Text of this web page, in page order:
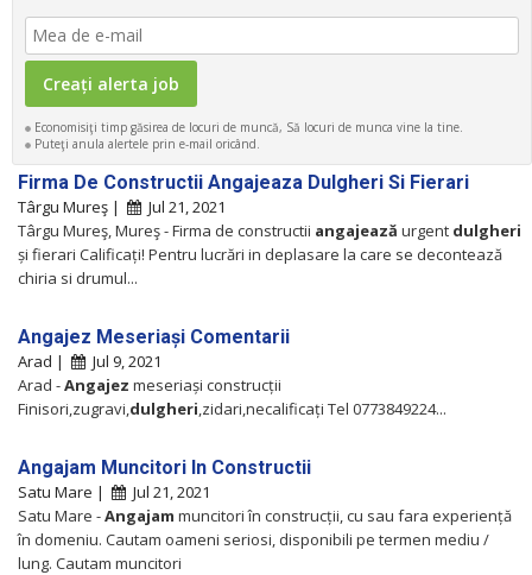
Economisiţi timp găsirea de locuri de muncă, Să locuri de munca vine la tine.
Puteţi anula alertele prin e-mail oricând.
Firma De Constructii Angajeaza Dulgheri Si Fierari
Târgu Mureş |
Jul 21, 2021
Târgu Mureş, Mureş - Firma de constructii angajează urgent dulgheri
și fierari Calificați! Pentru lucrări in deplasare la care se decontează
chiria si drumul...
Angajez Meseriași Comentarii
Arad |
Jul 9, 2021
Arad -Angajez meseriași construcții
Finisori,zugravi, dulgheri ,zidari,necalificați Tel 0773849224...
Angajam Muncitori In Constructii
Satu Mare |
Jul 21, 2021
Satu Mare -Angajam muncitori în construcții, cu sau fara experiență
în domeniu. Cautam oameni seriosi, disponibili pe termen mediu /
lung. Cautam muncitori